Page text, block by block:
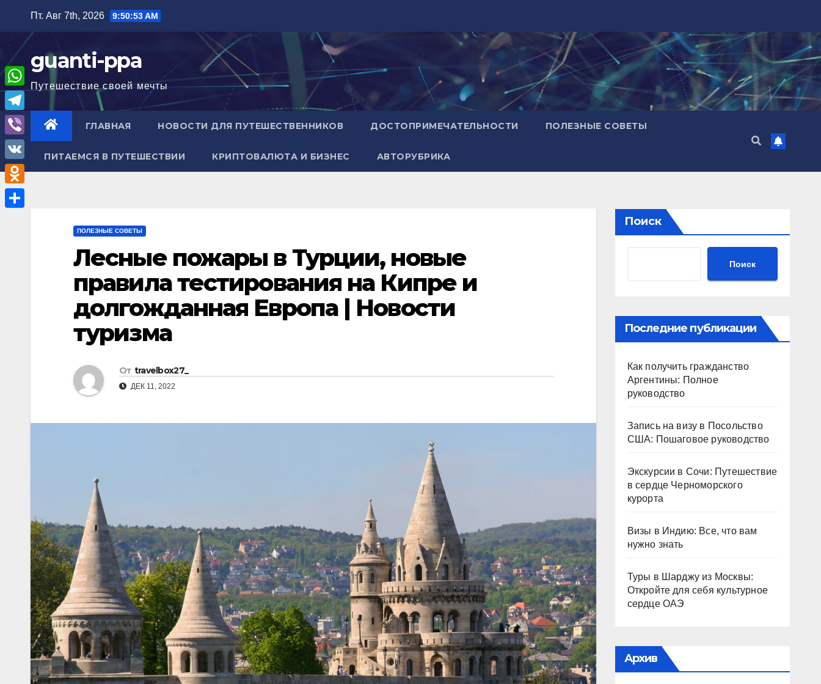
содержимому
Пт. Авг 7th, 2026 9:50:55 AM
guanti-ppa
Путешествие своей мечты
ГЛАВНАЯ НОВОСТИ ДЛЯ ПУТЕШЕСТВЕННИКОВ ДОСТОПРИМЕЧАТЕЛЬНОСТИ ПОЛЕЗНЫЕ СОВЕТЫ
ПИТАЕМСЯ В ПУТЕШЕСТВИИ КРИПТОВАЛЮТА И БИЗНЕС АВТОРУБРИКА
ПОЛЕЗНЫЕ СОВЕТЫ
Лесные пожары в Турции, новые
правила тестирования на Кипре и
долгожданная Европа | Новости
туризма
От travelbox27_
ДЕК 11, 2022
Поиск
Поиск
Последние публикации
Как получить гражданство
Аргентины: Полное
руководство
Запись на визу в Посольство
США: Пошаговое руководство
Экскурсии в Сочи: Путешествие
в сердце Черноморского
курорта
Визы в Индию: Все, что вам
нужно знать
Туры в Шарджу из Москвы:
Откройте для себя культурное
сердце ОАЭ
Архив
W
h
a
A
T
e
l
e
g
V
i
b
e
V
K
O